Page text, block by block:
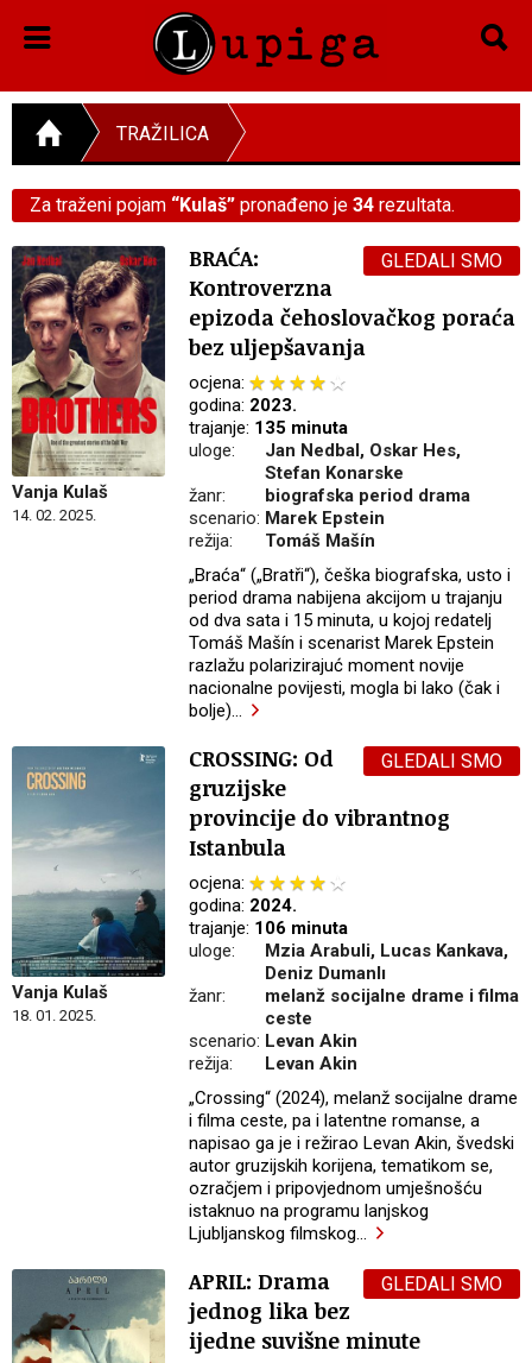
TRAŽILICA
Za traženi pojam “Kulaš” pronađeno je 34 rezultata.
Vanja Kulaš
14. 02. 2025.
GLEDALI SMO
BRAĆA:
Kontroverzna
epizoda čehoslovačkog poraća
bez uljepšavanja
ocjena:
godina: 2023.
trajanje: 135 minuta
uloge:
Jan Nedbal, Oskar Hes,
Stefan Konarske
žanr:
biografska period drama
scenario: Marek Epstein
režija:
Tomáš Mašín
„Braća“ („Bratři“), češka biografska, usto i
period drama nabijena akcijom u trajanju
od dva sata i 15 minuta, u kojoj redatelj
Tomáš Mašín i scenarist Marek Epstein
razlažu polarizirajuć moment novije
nacionalne povijesti, mogla bi lako (čak i
bolje)…
Vanja Kulaš
18. 01. 2025.
GLEDALI SMO
CROSSING: Od
gruzijske
provincije do vibrantnog
Istanbula
ocjena:
godina: 2024.
trajanje: 106 minuta
uloge:
Mzia Arabuli, Lucas Kankava,
Deniz Dumanlı
žanr:
melanž socijalne drame i filma
ceste
scenario: Levan Akin
režija:
Levan Akin
„Crossing“ (2024), melanž socijalne drame
i filma ceste, pa i latentne romanse, a
napisao ga je i režirao Levan Akin, švedski
autor gruzijskih korijena, tematikom se,
ozračjem i pripovjednom umješnošću
istaknuo na programu lanjskog
Ljubljanskog filmskog…
GLEDALI SMO
APRIL: Drama
jednog lika bez
ijedne suvišne minute